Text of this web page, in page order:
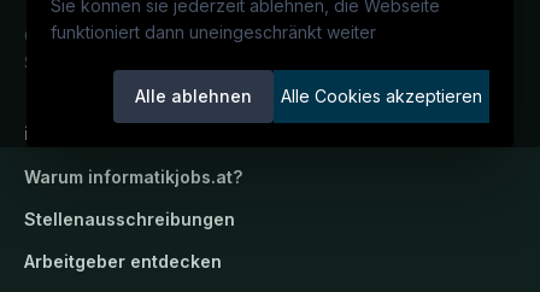
Sie können sie jederzeit ablehnen, die Webseite
funktioniert dann uneingeschränkt weiter
Alle ablehnen Alle Cookies akzeptieren
Österreichs IT-Karriereportal.Ein
Service der candidatis GmbH.
informatikjobs.at
Warum informatikjobs.at?
Stellenausschreibungen
Arbeitgeber entdecken